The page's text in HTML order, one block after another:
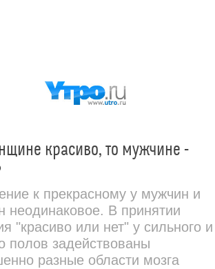
красиво, то мужчине -
к прекрасному у мужчин и
неодинаковое. В принятии
"красиво или нет" у сильного и
полов задействованы
разные области мозга